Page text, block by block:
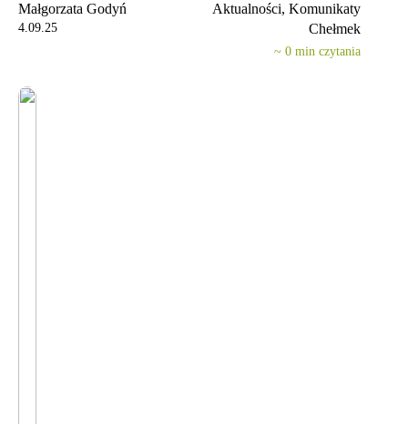
Małgorzata Godyń
4.09.25
Aktualności, Komunikaty
Chełmek
~ 0 min czytania